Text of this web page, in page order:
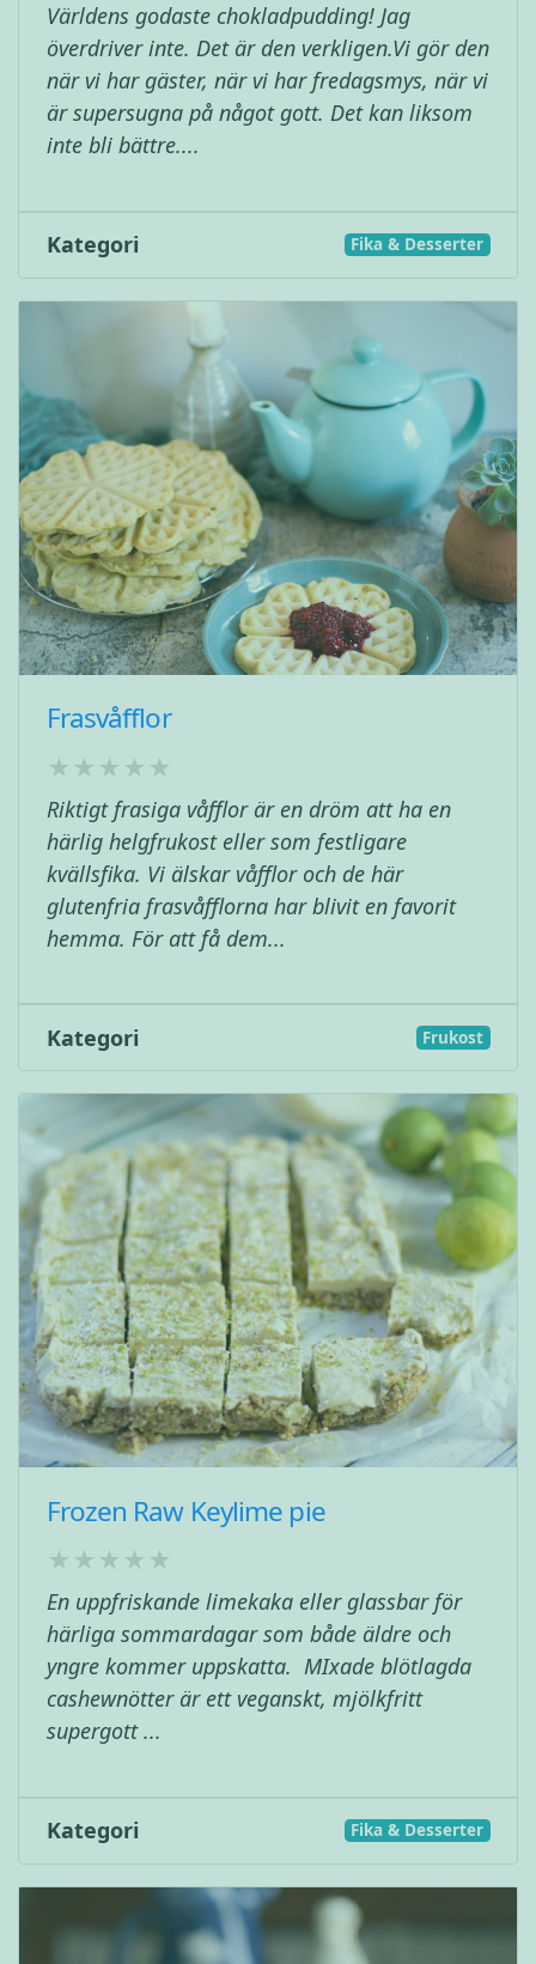
Världens godaste chokladpudding! Jag
överdriver inte. Det är den verkligen.Vi gör den
när vi har gäster, när vi har fredagsmys, när vi
är supersugna på något gott. Det kan liksom
inte bli bättre....
Kategori Fika & Desserter
Frasvåfflor
Riktigt frasiga våfflor är en dröm att ha en
härlig helgfrukost eller som festligare
kvällsfika. Vi älskar våfflor och de här
glutenfria frasvåfflorna har blivit en favorit
hemma. För att få dem...
Kategori Frukost
Frozen Raw Keylime pie
En uppfriskande limekaka eller glassbar för
härliga sommardagar som både äldre och
yngre kommer uppskatta. MIxade blötlagda
cashewnötter är ett veganskt, mjölkfritt
supergott ...
Kategori Fika & Desserter